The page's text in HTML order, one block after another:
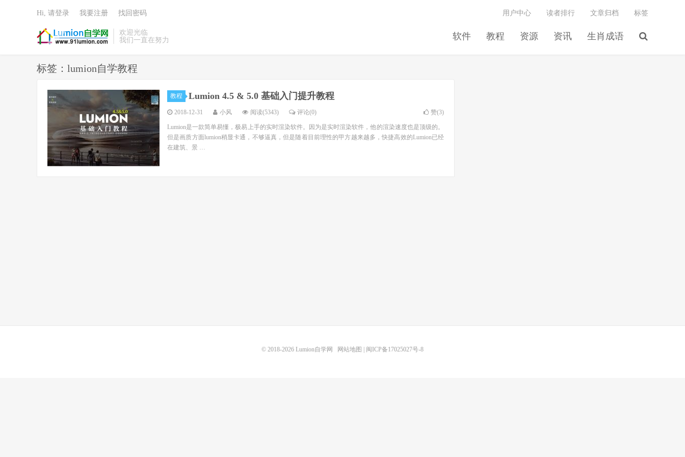
欢迎光临
我们一直在努力
软件 教程 资源 资讯 生肖成语
用户中心 读者排行 文章归档 标签
Hi, 请登录 我要注册 找回密码
标签：lumion自学教程
教程 Lumion 4.5 & 5.0 基础入门提升教程
2018-12-31 小风 阅读(5343) 评论(0) 赞(3)
Lumion是一款简单易懂，极易上手的实时渲染软件。因为是实时渲染软件，他的渲染速度也是顶级的。
但是画质方面lumion稍显卡通，不够逼真，但是随着目前理性的甲方越来越多，快捷高效的Lumion已经
在建筑、景 …
© 2018-2026 Lumion自学网 网站地图 闽ICP备17025027号-8